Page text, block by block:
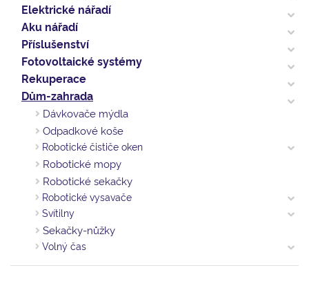
Elektrické nářadí
Aku nářadí
Příslušenství
Fotovoltaické systémy
Rekuperace
Dům-zahrada
Dávkovače mýdla
Odpadkové koše
Robotické čističe oken
Robotické mopy
Robotické sekačky
Robotické vysavače
Svítilny
Sekačky-nůžky
Volný čas